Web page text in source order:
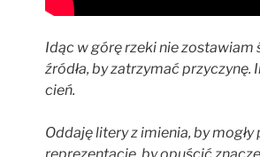
Idąc w górę rzeki nie zostawiam
źródła, by zatrzymać
cień.
Oddaję litery z imienia, by